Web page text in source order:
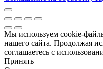
Мы используем cookie-
нашего сайта. Продолжая
соглашаетесь с
Принять